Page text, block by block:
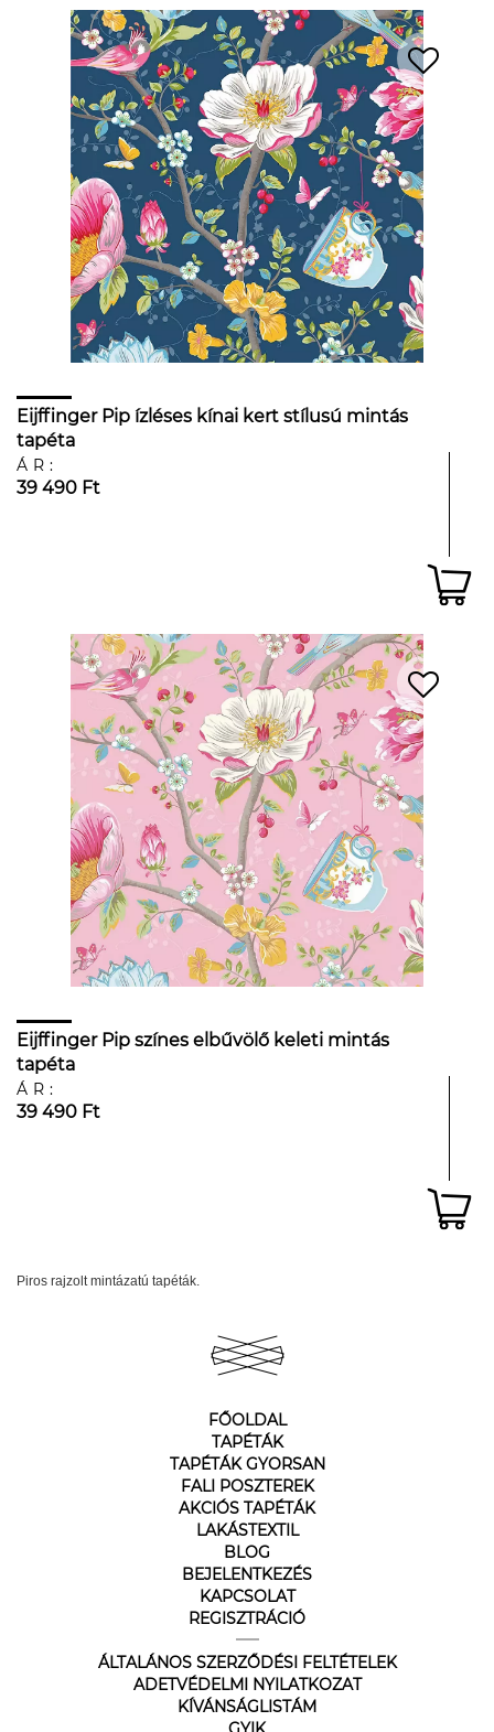
Eijffinger Pip ízléses kínai kert stílusú mintás
tapéta
ÁR:
39 490 Ft
Eijffinger Pip színes elbűvölő keleti mintás
tapéta
ÁR:
39 490 Ft
Piros rajzolt mintázatú tapéták.
FŐOLDAL
TAPÉTÁK
TAPÉTÁK GYORSAN
FALI POSZTEREK
AKCIÓS TAPÉTÁK
LAKÁSTEXTIL
BLOG
BEJELENTKEZÉS
KAPCSOLAT
REGISZTRÁCIÓ
ÁLTALÁNOS SZERZŐDÉSI FELTÉTELEK
ADETVÉDELMI NYILATKOZAT
KÍVÁNSÁGLISTÁM